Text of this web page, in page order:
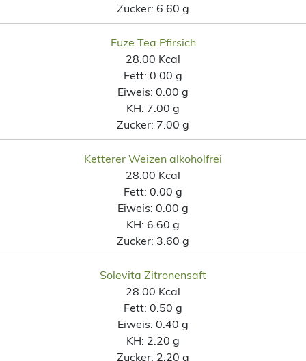
Zucker: 6.60 g
Fuze Tea Pfirsich
28.00 Kcal
Fett: 0.00 g
Eiweis: 0.00 g
KH: 7.00 g
Zucker: 7.00 g
Ketterer Weizen alkoholfrei
28.00 Kcal
Fett: 0.00 g
Eiweis: 0.00 g
KH: 6.60 g
Zucker: 3.60 g
Solevita Zitronensaft
28.00 Kcal
Fett: 0.50 g
Eiweis: 0.40 g
KH: 2.20 g
Zucker: 2.20 g